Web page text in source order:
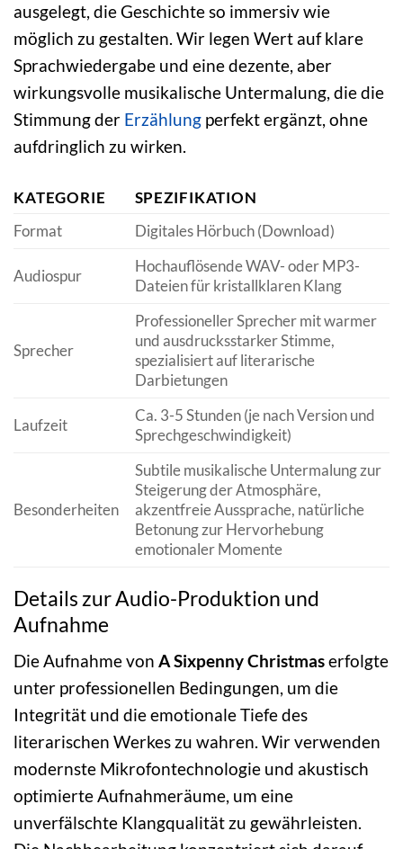
ausgelegt, die Geschichte so immersiv wie
möglich zu gestalten. Wir legen Wert auf klare
Sprachwiedergabe und eine dezente, aber
wirkungsvolle musikalische Untermalung, die die
Stimmung der Erzählung perfekt ergänzt, ohne
aufdringlich zu wirken.
KATEGORIE
SPEZIFIKATION
Format
Digitales Hörbuch (Download)
Audiospur
Hochauflösende WAV- oder MP3-
Dateien für kristallklaren Klang
Sprecher
Professioneller Sprecher mit warmer
und ausdrucksstarker Stimme,
spezialisiert auf literarische
Darbietungen
Laufzeit
Ca. 3-5 Stunden (je nach Version und
Sprechgeschwindigkeit)
Besonderheiten
Subtile musikalische Untermalung zur
Steigerung der Atmosphäre,
akzentfreie Aussprache, natürliche
Betonung zur Hervorhebung
emotionaler Momente
Details zur Audio-Produktion und
Aufnahme
Die Aufnahme von A Sixpenny Christmaserfolgte
unter professionellen Bedingungen, um die
Integrität und die emotionale Tiefe des
literarischen Werkes zu wahren. Wir verwenden
modernste Mikrofontechnologie und akustisch
optimierte Aufnahmeräume, um eine
unverfälschte Klangqualität zu gewährleisten.